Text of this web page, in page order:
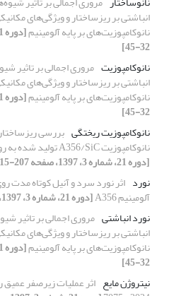
انباشتی بر ریزساختار و ویژگی‌های
نانوکامپوزیت‌های بر پایه آلومینیم
32-45]
نانوکامپوزیت مروری اجمالی بر تاثیر
انباشتی بر ریزساختار و ویژگی‌های
نانوکامپوزیت‌های بر پایه آلومینیم
32-45]
نانوکامپوزیت ریختگی بررسی
نانوکامپوزیت A356/SiC تولید شده به روش گردابی اصلاح شده
[دوره 21، شماره 3، 1397، صفحه 207-215]
نورد اثر نورد سرد و آنیل کوتاه مدت
آلومینیم A356
[دوره 21، شماره 3، 1397، صفحه 237-246]
نورد انباشتی مروری اجمالی بر تاثیر
انباشتی بر ریزساختار و ویژگی‌های
نانوکامپوزیت‌های بر پایه آلومینیم
32-45]
نیتروژن مایع اثر عملیات زیرصفر